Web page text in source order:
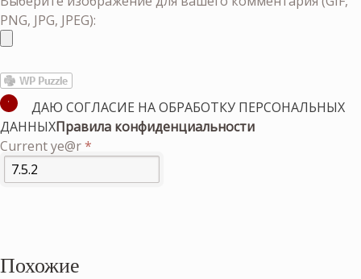
PNG, JPG, JPEG):
ДАЮ СОГЛАСИЕ НА ОБРАБОТКУ ПЕРСОНАЛЬНЫХ
ДАННЫХПравила конфиденциальности
Current ye@r*
Похожие